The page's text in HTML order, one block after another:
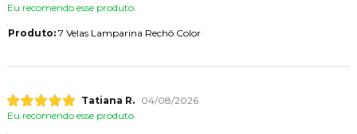
Eu recomendo esse produto.
Produto:7 Velas Lamparina Rechô Color
Tatiana R.
04/08/2026
Eu recomendo esse produto.